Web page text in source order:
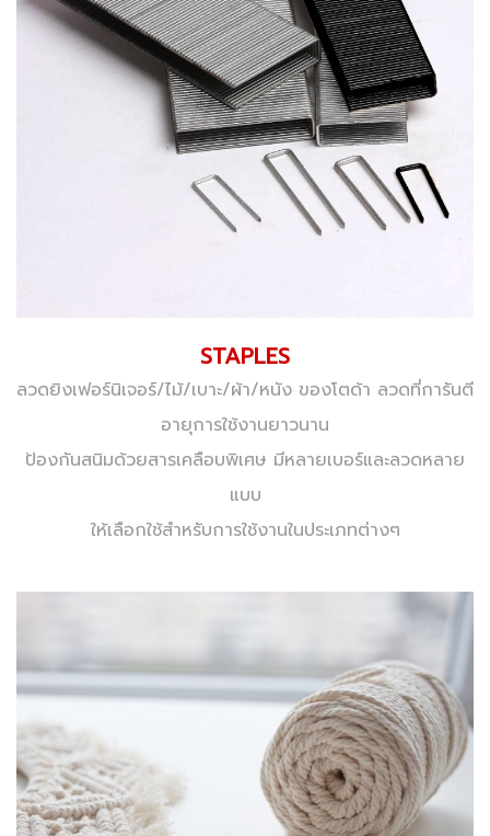
STAPLES
ลวดยิงเฟอร์นิเจอร์/ไม้/เบาะ/ผ้า/หนัง ของโตด้า ลวดที่การันตี
อายุการใช้งานยาวนาน
ป้องกันสนิมด้วยสารเคลือบพิเศษ มีหลายเบอร์และลวดหลาย
แบบ
ให้เลือกใช้สำหรับการใช้งานในประเภทต่างๆ